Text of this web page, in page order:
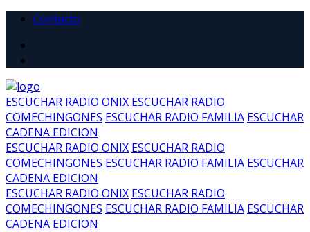
Contacto
ESCUCHAR RADIO ONIX ESCUCHAR RADIO
COMECHINGONES ESCUCHAR RADIO FAMILIA ESCUCHAR
CADENA EDICION
ESCUCHAR RADIO ONIX ESCUCHAR RADIO
COMECHINGONES ESCUCHAR RADIO FAMILIA ESCUCHAR
CADENA EDICION
ESCUCHAR RADIO ONIX ESCUCHAR RADIO
COMECHINGONES ESCUCHAR RADIO FAMILIA ESCUCHAR
CADENA EDICION